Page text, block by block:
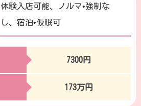
体験入店可能、ノルマ•強制な
し、宿泊•仮眠可
7300円
173万円